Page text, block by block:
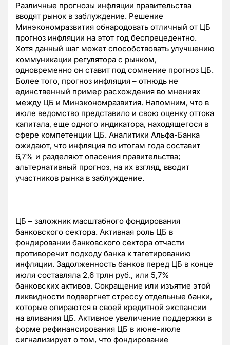
Различные прогнозы инфляции правительства
вводят рынок в заблуждение. Решение
Минэкономразвития обнародовать отличный от ЦБ
прогноз инфляции на этот год беспрецедентно.
Хотя данный шаг может способствовать улучшению
коммуникации регулятора с рынком,
одновременно он ставит под сомнение прогноз ЦБ.
Более того, прогноз инфляция – отнюдь не
единственный пример расхождения во мнениях
между ЦБ и Минэкономразвития. Напомним, что в
июле ведомство представило и свою оценку оттока
капитала, еще одного индикатора, находящегося в
сфере компетенции ЦБ. Аналитики Альфа-Банка
ожидают, что инфляция по итогам года составит
6,7% и разделяют опасения правительства;
альтернативный прогноз, на их взгляд, вводит
участников рынка в заблуждение.
ЦБ – заложник масштабного фондирования
банковского сектора. Активная роль ЦБ в
фондировании банковского сектора отчасти
противоречит подходу банка к тагетированию
инфляции. Задолженность банков перед ЦБ в конце
июля составляла 2,6 трлн руб., или 5,7%
банковских активов. Сокращение или изъятие этой
ликвидности подвергнет стрессу отдельные банки,
которые опираются в своей кредитной экспансии
на вливания ЦБ. Активное увеличение поддержки в
форме рефинансирования ЦБ в июне-июле
сигнализирует о том, что фондирование